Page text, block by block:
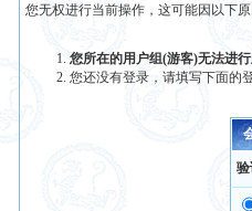
您无权进行当前操作，这可能因以下
您所在的用户组(游客)无法进行
您还没有登录，请填写下面的